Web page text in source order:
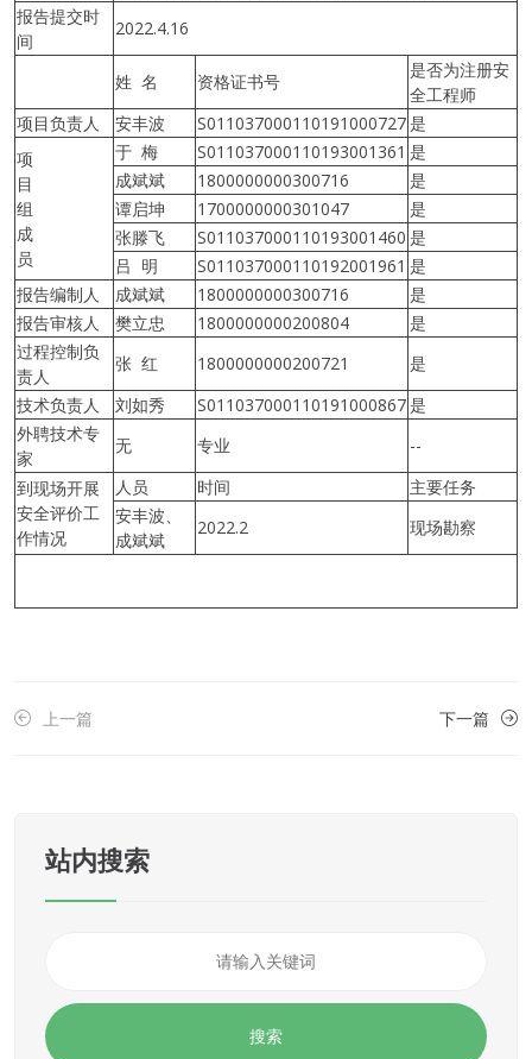
报告提交时
间
2022.4.16
姓 名 资格证书号
是否为注册安
全工程师
项目负责人
安丰波 S011037000110191000727是
项
目
组
成
员
于 梅 S011037000110193001361 是
成斌斌
1800000000300716
是
谭启坤
1700000000301047
是
张滕飞
S011037000110193001460 是
吕 明
S011037000110192001961 是
报告编制人
成斌斌 1800000000300716
是
报告审核人
樊立忠 1800000000200804
是
过程控制负
责人
张 红 1800000000200721
是
技术负责人
刘如秀 S011037000110191000867是
外聘技术专
家
无 专业
--
到现场开展
安全评价工
作情况
人员 时间
主要任务
安丰波、
成斌斌
2022.2 现场勘察
上一篇 下一篇
站内搜索